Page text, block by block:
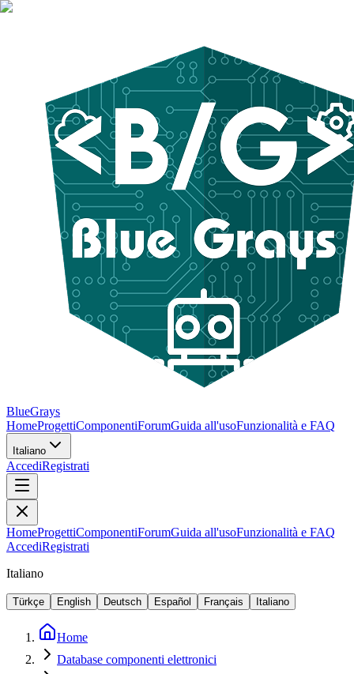
BlueGrays
HomeProgettiComponentiForumGuida all'usoFunzionalità e FAQ
Italiano
AccediRegistrati
HomeProgettiComponentiForumGuida all'usoFunzionalità e FAQ
AccediRegistrati
Italiano
Türkçe English Deutsch Español Français Italiano
Home
Database componenti elettronici